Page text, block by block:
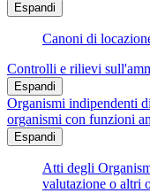
Espandi
Canoni di
Controlli e rilievi
Espandi
Organismi indipendenti
organismi con funzioni
Espandi
Atti degli
valutazione o altri